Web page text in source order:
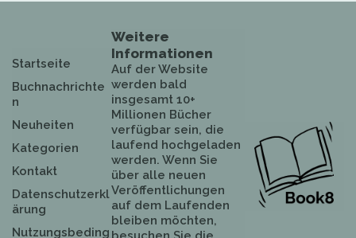
Startseite
Buchnachrichte
n
Neuheiten
Kategorien
Kontakt
Datenschutzerkl
ärung
Nutzungsbeding
Weitere
Informationen
Auf der Website
werden bald
insgesamt 10+
Millionen Bücher
verfügbar sein, die
laufend hochgeladen
werden. Wenn Sie
über alle neuen
Veröffentlichungen
auf dem Laufenden
bleiben möchten,